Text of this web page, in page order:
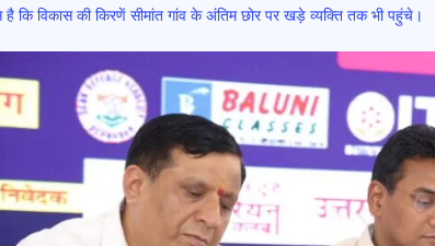
है कि विकास की किरणें सीमांत गांव के अंतिम छोर पर खड़े व्यक्ति तक भी पहुंचे।